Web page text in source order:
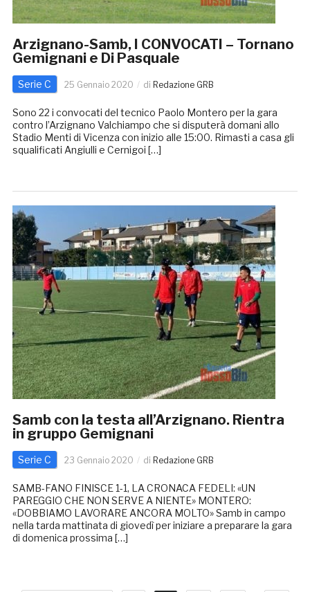
Arzignano-Samb, I CONVOCATI – Tornano
Gemignani e Di Pasquale
Serie C 25 Gennaio 2020 di Redazione GRB
Sono 22 i convocati del tecnico Paolo Montero per la gara
contro l’Arzignano Valchiampo che si disputerà domani allo
Stadio Menti di Vicenza con inizio alle 15:00. Rimasti a casa gli
squalificati Angiulli e Cernigoi […]
Samb con la testa all’Arzignano. Rientra
in gruppo Gemignani
Serie C 23 Gennaio 2020 di Redazione GRB
SAMB-FANO FINISCE 1-1, LA CRONACA FEDELI: «UN
PAREGGIO CHE NON SERVE A NIENTE» MONTERO:
«DOBBIAMO LAVORARE ANCORA MOLTO» Samb in campo
nella tarda mattinata di giovedì per iniziare a preparare la gara
di domenica prossima […]